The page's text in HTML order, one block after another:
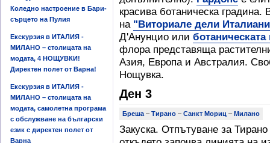
Коледно настроение в Бари-
сърцето на Пулия
Екскурзия в ИТАЛИЯ -
МИЛАНО – столицата на
модата, 4 НОЩУВКИ!
Директен полет от Варна!
Екскурзия в ИТАЛИЯ -
МИЛАНО – столицата на
модата, самолетна програма
с обслужване на български
език с директен полет от
Варна
красива ботаническа
на "Виториале дели
Д'Анунцио или
флора представяща
Азия, Европа и Австралия.
Нощувка.
Ден 3
Бреша – Тирано – Санкт Мориц – Милано
Закуска. Отпътуване за